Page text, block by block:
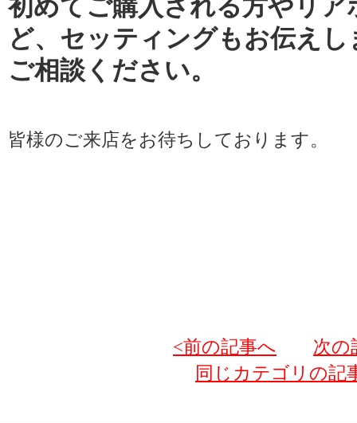
初めてご購入される方やリ
ど、セッティングもお伝え
ご相談ください。
皆様のご来店をお待ちしております。
<前の記事へ
次の
同じカテゴリの記